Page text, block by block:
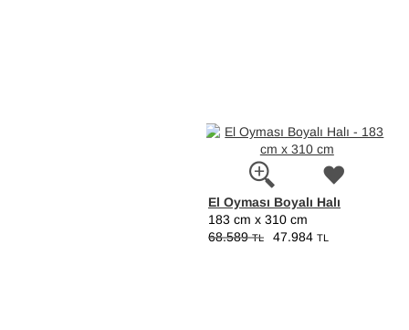
El Oyması Boyalı Halı
183 cm x 310 cm
68.589TL 47.984 TL